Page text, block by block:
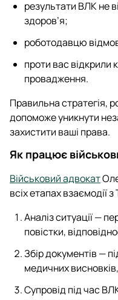
результати ВЛК не
здоров’я;
роботодавцю
проти вас відкрили
провадження.
Правильна стратегія,
допоможе уникнути
захистити ваші права.
Як працює
Військовий адвокат
всіх етапах взаємодії
Аналіз ситуації —
повістки,
Збір документів —
медичних
Супровід під час